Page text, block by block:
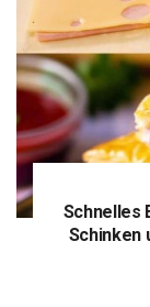
Schnelles
Schinken